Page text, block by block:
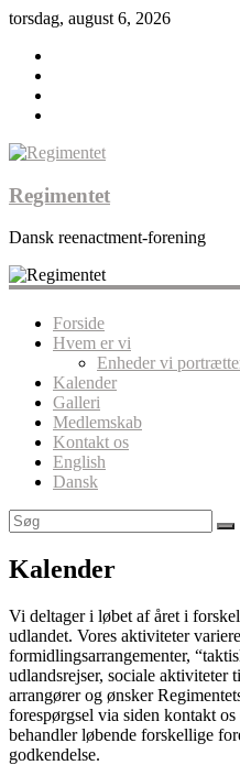
torsdag, august 6, 2026
Regimentet
Dansk reenactment-forening
Forside
Hvem er vi
Enheder vi
Kalender
Galleri
Medlemskab
Kontakt os
English
Dansk
Kalender
Vi deltager i løbet af året i
udlandet. Vores aktiviteter
formidlingsarrangementer,
udlandsrejser, sociale
arrangører og ønsker
forespørgsel via siden kontakt
behandler løbende forskellige
godkendelse.